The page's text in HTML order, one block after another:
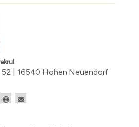
52 | 16540 Hohen Neuendorf